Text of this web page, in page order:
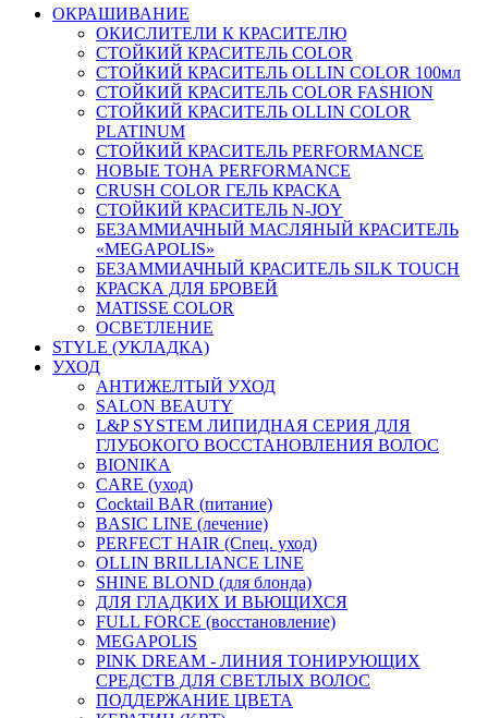
ОКРАШИВАНИЕ
ОКИСЛИТЕЛИ К КРАСИТЕЛЮ
СТОЙКИЙ КРАСИТЕЛЬ COLOR
СТОЙКИЙ КРАСИТЕЛЬ OLLIN COLOR 100мл
СТОЙКИЙ КРАСИТЕЛЬ COLOR FASHION
СТОЙКИЙ КРАСИТЕЛЬ OLLIN COLOR
PLATINUM
СТОЙКИЙ КРАСИТЕЛЬ PERFORMANCE
НОВЫЕ ТОНА PERFORMANCE
CRUSH COLOR ГЕЛЬ КРАСКА
СТОЙКИЙ КРАСИТЕЛЬ N-JOY
БЕЗАММИАЧНЫЙ МАСЛЯНЫЙ КРАСИТЕЛЬ
«MEGAPOLIS»
БЕЗАММИАЧНЫЙ КРАСИТЕЛЬ SILK TOUCH
КРАСКА ДЛЯ БРОВЕЙ
MATISSE COLOR
ОСВЕТЛЕНИЕ
STYLE (УКЛАДКА)
УХОД
АНТИЖЕЛТЫЙ УХОД
SALON BEAUTY
L&P SYSTEM ЛИПИДНАЯ СЕРИЯ ДЛЯ
ГЛУБОКОГО ВОССТАНОВЛЕНИЯ ВОЛОС
BIONIKA
CARE (уход)
Cocktail BAR (питание)
BASIC LINE (лечение)
PERFECT HAIR (Спец. уход)
OLLIN BRILLIANCE LINE
SHINE BLOND (для блонда)
ДЛЯ ГЛАДКИХ И ВЬЮЩИХСЯ
FULL FORCE (восстановление)
MEGAPOLIS
PINK DREAM - ЛИНИЯ ТОНИРУЮЩИХ
СРЕДСТВ ДЛЯ СВЕТЛЫХ ВОЛОС
ПОДДЕРЖАНИЕ ЦВЕТА